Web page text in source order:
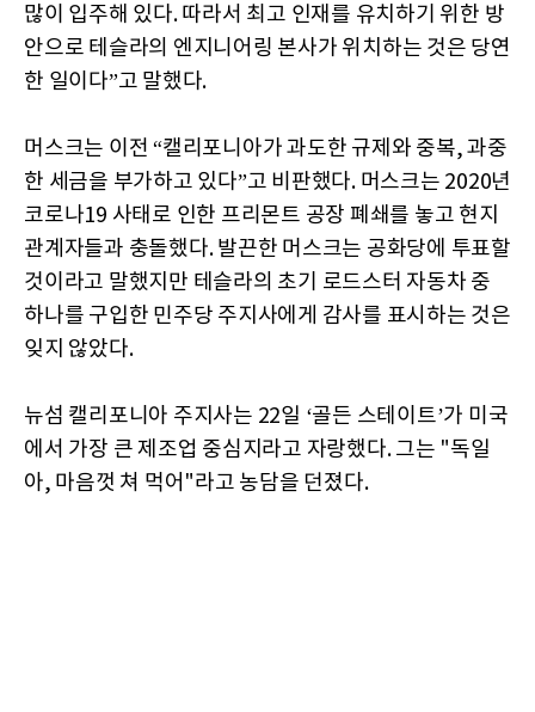
많이 입주해 있다. 따라서 최고 인재를 유치하기 위한 방
안으로 테슬라의 엔지니어링 본사가 위치하는 것은 당연
한 일이다”고 말했다.
머스크는 이전 “캘리포니아가 과도한 규제와 중복, 과중
한 세금을 부가하고 있다”고 비판했다. 머스크는 2020년
코로나19 사태로 인한 프리몬트 공장 폐쇄를 놓고 현지
관계자들과 충돌했다. 발끈한 머스크는 공화당에 투표할
것이라고 말했지만 테슬라의 초기 로드스터 자동차 중
하나를 구입한 민주당 주지사에게 감사를 표시하는 것은
잊지 않았다.
뉴섬 캘리포니아 주지사는 22일 ‘골든 스테이트’가 미국
에서 가장 큰 제조업 중심지라고 자랑했다. 그는 "독일
아, 마음껏 쳐 먹어"라고 농담을 던졌다.